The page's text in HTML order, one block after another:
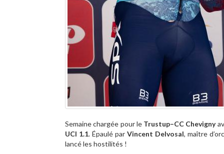
Semaine chargée pour le Trustup–CC Chevigny
UCI 1.1. Épaulé par Vincent Delvosal, maître
lancé les hostilités !